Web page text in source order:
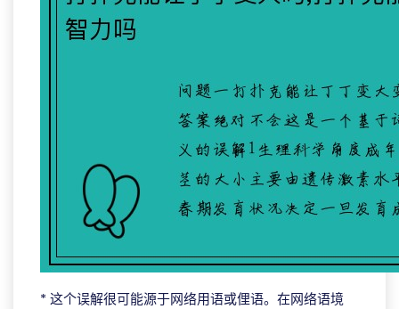
* 这个误解很可能源于网络用语或俚语。在网络语境